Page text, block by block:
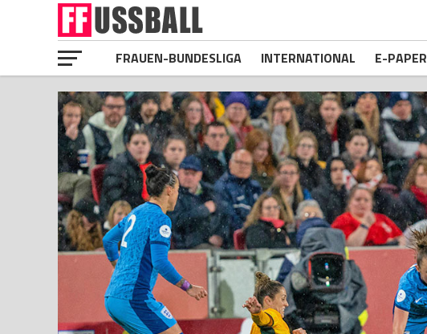
FRAUEN-BUNDESLIGA INTERNATIONAL E-PAPER